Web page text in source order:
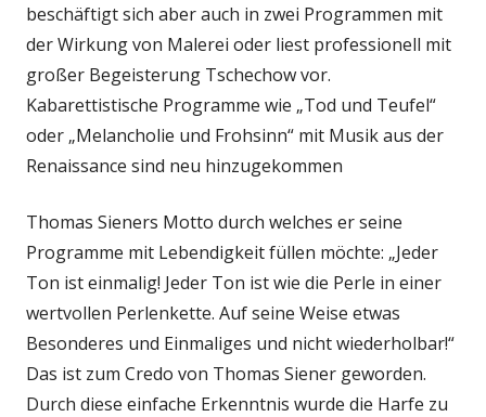
beschäftigt sich aber auch in zwei Programmen mit
der Wirkung von Malerei oder liest professionell mit
großer Begeisterung Tschechow vor.
Kabarettistische Programme wie „Tod und Teufel“
oder „Melancholie und Frohsinn“ mit Musik aus der
Renaissance sind neu hinzugekommen
Thomas Sieners Motto durch welches er seine
Programme mit Lebendigkeit füllen möchte: „Jeder
Ton ist einmalig! Jeder Ton ist wie die Perle in einer
wertvollen Perlenkette. Auf seine Weise etwas
Besonderes und Einmaliges und nicht wiederholbar!“
Das ist zum Credo von Thomas Siener geworden.
Durch diese einfache Erkenntnis wurde die Harfe zu